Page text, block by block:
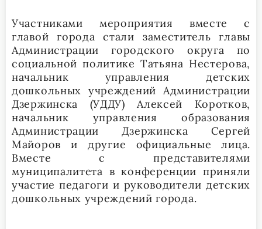
Участниками мероприятия вместе с
главой города стали заместитель главы
Администрации городского округа по
социальной политике Татьяна Нестерова,
начальник управления детских
дошкольных учреждений Администрации
Дзержинска (УДДУ) Алексей Коротков,
начальник управления образования
Администрации Дзержинска Сергей
Майоров и другие официальные лица.
Вместе с представителями
муниципалитета в конференции приняли
участие педагоги и руководители детских
дошкольных учреждений города.